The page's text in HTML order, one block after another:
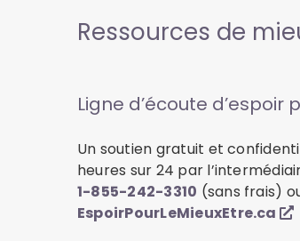
Ressources de
Ligne d’écoute
Un soutien gratuit et
heures sur 24 par
1-855-242-3310 (sans frais)
EspoirPourLeMieuxEtre.ca